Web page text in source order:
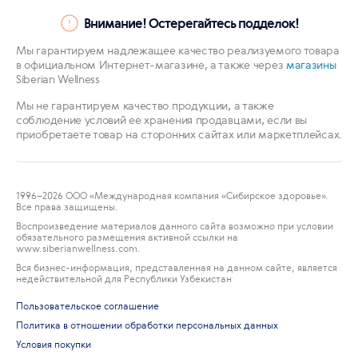
Внимание! Остерегайтесь подделок!
Мы гарантируем надлежащее качество реализуемого товара
в официальном Интернет-магазине, а также через магазины
Siberian Wellness
Мы не гарантируем качество продукции, а также
соблюдение условий ее хранения продавцами, если вы
приобретаете товар на сторонних сайтах или маркетплейсах.
1996–2026 ООО «Международная компания «Сибирское здоровье».
Все права защищены.
Воспроизведение материалов данного сайта возможно при условии
обязательного размещения активной ссылки на
www.siberianwellness.com.
Вся бизнес-информация, представленная на данном сайте, является
недействительной для Республики Узбекистан
Пользовательское соглашение
Политика в отношении обработки персональных данных
Условия покупки